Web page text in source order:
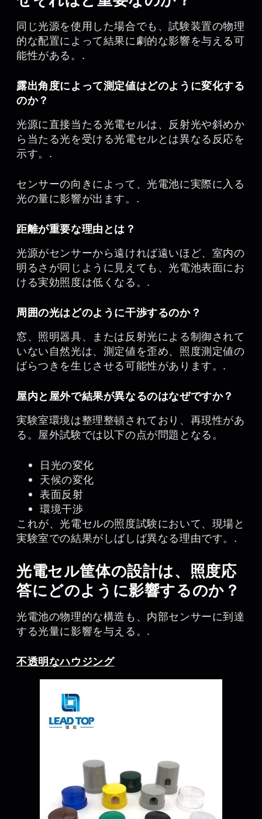
同じ光源を使用した場合でも、試験装置の物理
的な配置によって結果に劇的な影響を与える可
能性がある。.
露出角度によって測定値はどのように変化する
のか？
光源に直接当たる光電セルは、反射光や斜めか
ら当たる光を受ける光電セルとは異なる反応を
示す。.
センサーの向きによって、光電池に実際に入る
光の量に影響が出ます。.
距離が重要な理由とは？
光源がセンサーから遠ければ遠いほど、室内の
明るさが同じように見えても、光電池表面にお
ける実効照度は低くなる。.
周囲の光はどのように干渉するのか？
窓、照明器具、または反射光による制御されて
いない自然光は、測定値を歪め、照度測定値の
ばらつきを生じさせる可能性があります。.
屋内と屋外で結果が異なるのはなぜですか？
実験室環境は整理整頓されており、再現性があ
る。屋外試験では以下の点が問題となる。
日光の変化
天候の変化
表面反射
環境干渉
これが、光電セルの照度試験において、現場と
実験室での結果がしばしば異なる理由です。.
光電セル筐体の設計は、照度応
答にどのように影響するのか？
光電池の物理的な構造も、内部センサーに到達
する光量に影響を与える。.
不透明なハウジング